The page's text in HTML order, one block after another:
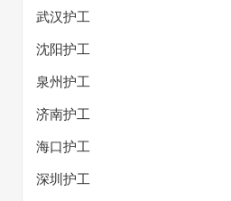
武汉护工
沈阳护工
泉州护工
济南护工
海口护工
深圳护工